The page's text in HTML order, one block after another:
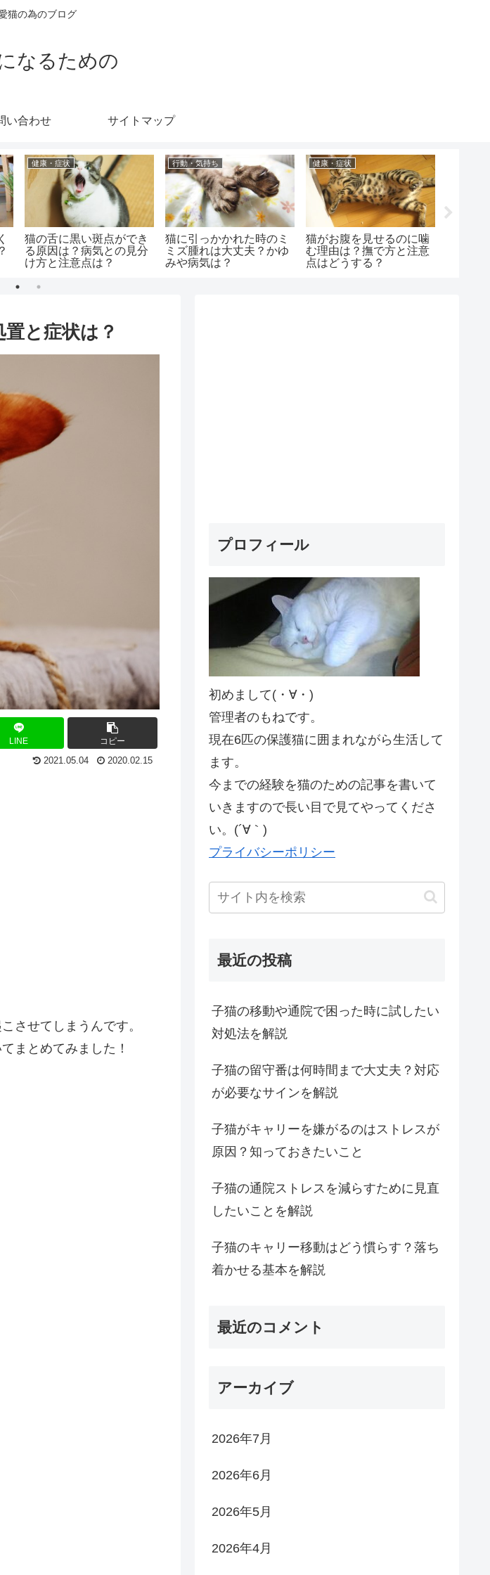
猫の為のブログ
なるための
い合わせ サイトマップ
健康・症状
猫の舌に黒い斑点ができ
る原因は？病気との見分
け方と注意点は？
行動・気持ち
猫に引っかかれた時のミ
ミズ腫れは大丈夫？かゆ
みや病気は？
健康・症状
猫がお腹を見せるのに噛
む理由は？撫で方と注意
点はどうする？
と症状は？
LINE コピー
2021.05.04 2020.02.15
させてしまうんです。
まとめてみました！
プロフィール
初めまして(・∀・)
管理者のもねです。
現在6匹の保護猫に囲まれながら生活して
ます。
今までの経験を猫のための記事を書いて
いきますので長い目で見てやってくださ
い。(´∀｀)
プライバシーポリシー
最近の投稿
子猫の移動や通院で困った時に試したい
対処法を解説
子猫の留守番は何時間まで大丈夫？対応
が必要なサインを解説
子猫がキャリーを嫌がるのはストレスが
原因？知っておきたいこと
子猫の通院ストレスを減らすために見直
したいことを解説
子猫のキャリー移動はどう慣らす？落ち
着かせる基本を解説
最近のコメント
アーカイブ
2026年7月
2026年6月
2026年5月
2026年4月